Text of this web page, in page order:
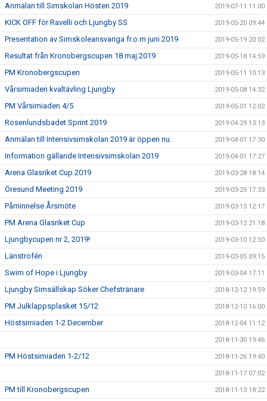
Anmälan till Simskolan Hösten 2019 2019-07-11 11:00
KICK OFF för Ravelli och Ljungby SS 2019-05-20 09:44
Presentation av Simskoleansvariga fr.o.m juni 2019 2019-05-19 20:02
Resultat från Kronobergscupen 18 maj 2019 2019-05-18 14:59
PM Kronobergscupen 2019-05-11 10:13
Vårsimiaden kvaltävling Ljungby 2019-05-08 14:32
PM Vårsimiaden 4/5 2019-05-01 12:02
Rosenlundsbadet Sprint 2019 2019-04-29 13:13
Anmälan till Intensivsimskolan 2019 är öppen nu. 2019-04-01 17:30
Information gällande Intensivsimskolan 2019 2019-04-01 17:27
Arena Glasriket Cup 2019 2019-03-28 18:14
Öresund Meeting 2019 2019-03-25 17:33
Påminnelse Årsmöte 2019-03-15 12:17
PM Arena Glasriket Cup 2019-03-12 21:18
Ljungbycupen nr 2, 2019! 2019-03-10 12:50
Länstrofén 2019-03-05 09:15
Swim of Hope i Ljungby 2019-03-04 17:11
Ljungby Simsällskap Söker Chefstränare 2018-12-12 19:59
PM Julklappsplasket 15/12 2018-12-10 16:00
Höstsimiaden 1-2 December 2018-12-04 11:12
2018-11-30 19:46
PM Höstsimiaden 1-2/12 2018-11-26 19:40
2018-11-17 07:02
PM till Kronobergscupen 2018-11-13 18:22